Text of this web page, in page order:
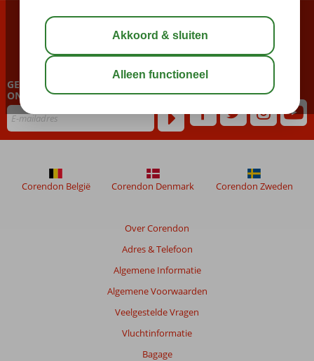
BEL NU ONS CONTACT CENTER
023 751 06 06
GEPERSONALISEERDE NIEUWSBRIEF
ONTVANGEN?
Over Corendon
Adres & Telefoon
Algemene Informatie
Algemene Voorwaarden
Veelgestelde Vragen
Vluchtinformatie
Bagage
Corendon België Corendon Denmark Corendon Zweden